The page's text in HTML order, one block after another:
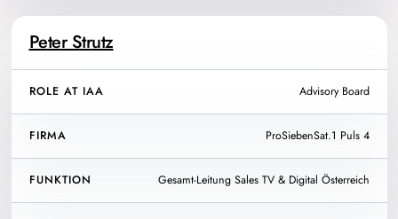
Peter Strutz
ROLE AT IAA Advisory Board
FIRMA ProSiebenSat.1 Puls 4
FUNKTION Gesamt-Leitung Sales TV & Digital Österreich